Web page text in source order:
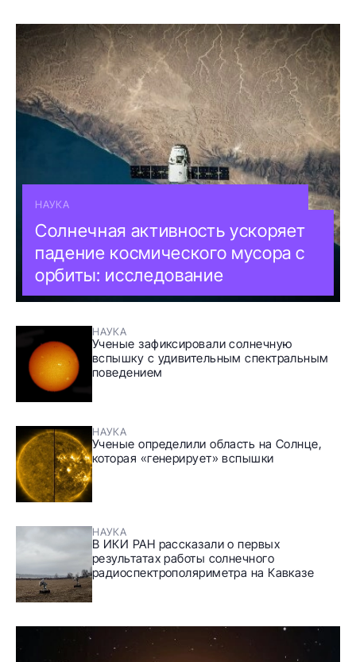
НАУКА
Солнечная активность ускоряет
падение космического мусора с
орбиты: исследование
НАУКА
Ученые зафиксировали солнечную
вспышку с удивительным спектральным
поведением
НАУКА
Ученые определили область на Солнце,
которая «генерирует» вспышки
НАУКА
В ИКИ РАН рассказали о первых
результатах работы солнечного
радиоспектрополяриметра на Кавказе